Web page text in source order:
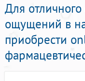
Для
ощущений в
приобрести